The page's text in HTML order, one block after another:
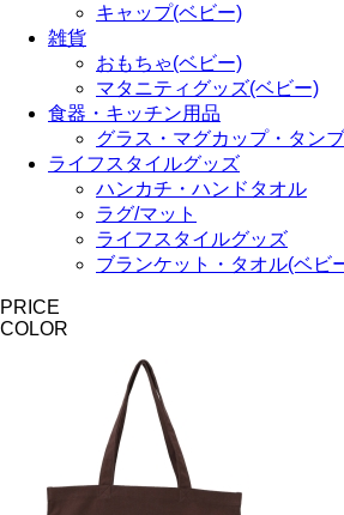
キャップ(ベビー)
雑貨
おもちゃ(ベビー)
マタニティグッズ(ベビー)
食器・キッチン用品
グラス・マグカップ・タン
ライフスタイルグッズ
ハンカチ・ハンドタオル
ラグ/マット
ライフスタイルグッズ
ブランケット・タオル(ベビ
PRICE
COLOR